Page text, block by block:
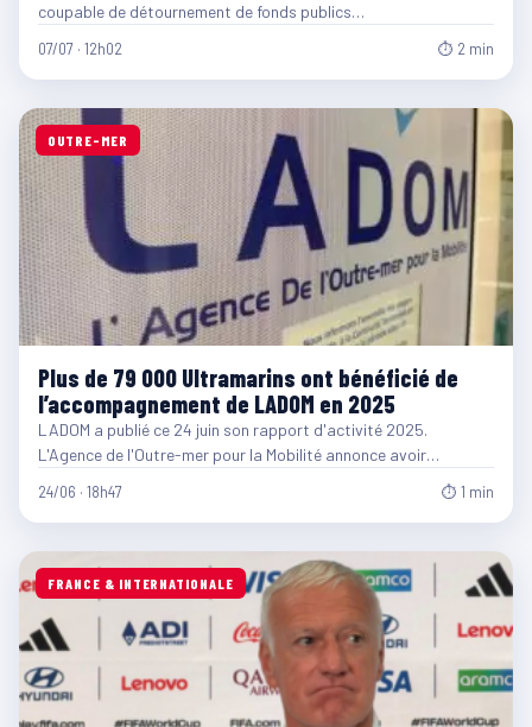
coupable de détournement de fonds publics…
07/07 · 12h02 ⏱ 2 min
OUTRE-MER
Plus de 79 000 Ultramarins ont bénéficié de
l’accompagnement de LADOM en 2025
LADOM a publié ce 24 juin son rapport d'activité 2025.
L'Agence de l'Outre-mer pour la Mobilité annonce avoir…
24/06 · 18h47 ⏱ 1 min
FRANCE & INTERNATIONALE